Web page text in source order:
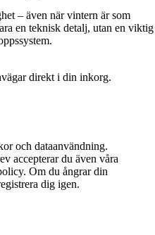
– även när vintern är som
en teknisk detalj, utan en viktig
direkt i din inkorg.
och dataanvändning.
accepterar du även våra
Om du ångrar din
dig igen.